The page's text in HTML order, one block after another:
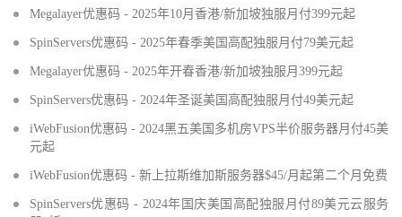
Megalayer优惠码 - 2025年10月香港/新加坡独服月付399元起
SpinServers优惠码 - 2025年春季美国高配独服月付79美元起
Megalayer优惠码 - 2025年开春香港/新加坡独服月399元起
SpinServers优惠码 - 2024年圣诞美国高配独服月付49美元起
iWebFusion优惠码 - 2024黑五美国多机房VPS半价服务器月付45美
元起
iWebFusion优惠码 - 新上拉斯维加斯服务器$45/月起第二个月免费
SpinServers优惠码 - 2024年国庆美国高配独服月付89美元云服务